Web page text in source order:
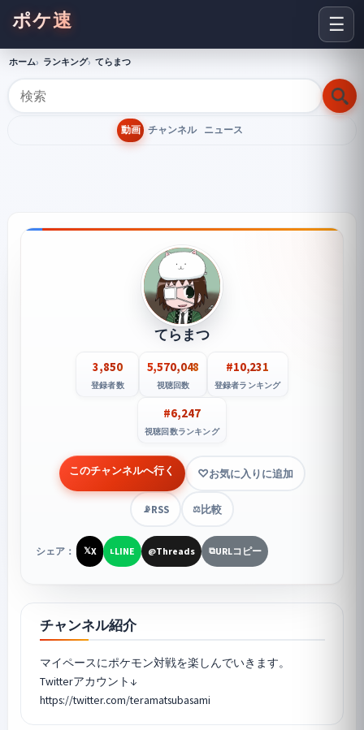
☰
ポケ速
ホーム ランキング てらまつ
動画 チャンネル ニュース
てらまつ
3,850
登録者数
5,570,048
視聴回数
#10,231
登録者ランキング
#6,247
視聴回数ランキング
このチャンネルへ行く お気に入りに追加
📡RSS ⚖️比較
シェア： 𝕏X LLINE @Threads ⧉URLコピー
チャンネル紹介
マイペースにポケモン対戦を楽しんでいきます。
Twitterアカウント↓